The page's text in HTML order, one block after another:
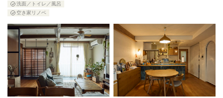
洗面／トイレ／風呂
空き家リノベ